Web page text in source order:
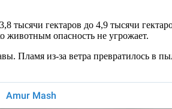
гектаров до 4,9 тысячи
животным опасность не угрожает.
Пламя из-за ветра превратилось